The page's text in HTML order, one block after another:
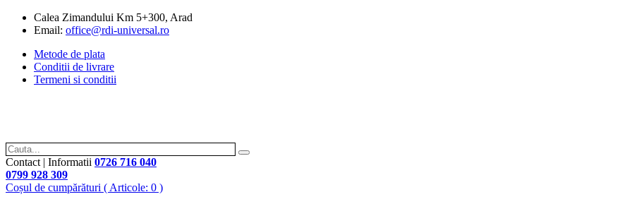
Calea Zimandului Km 5+300, Arad
Email: office@rdi-universal.ro
Metode de plata
Conditii de livrare
Termeni si conditii
Contact | Informatii 0726 716 040
0799 928 309
Coșul de cumpărături ( Articole: 0 )